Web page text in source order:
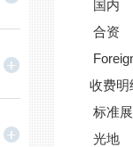
国内
合资
收费明
标准
光地